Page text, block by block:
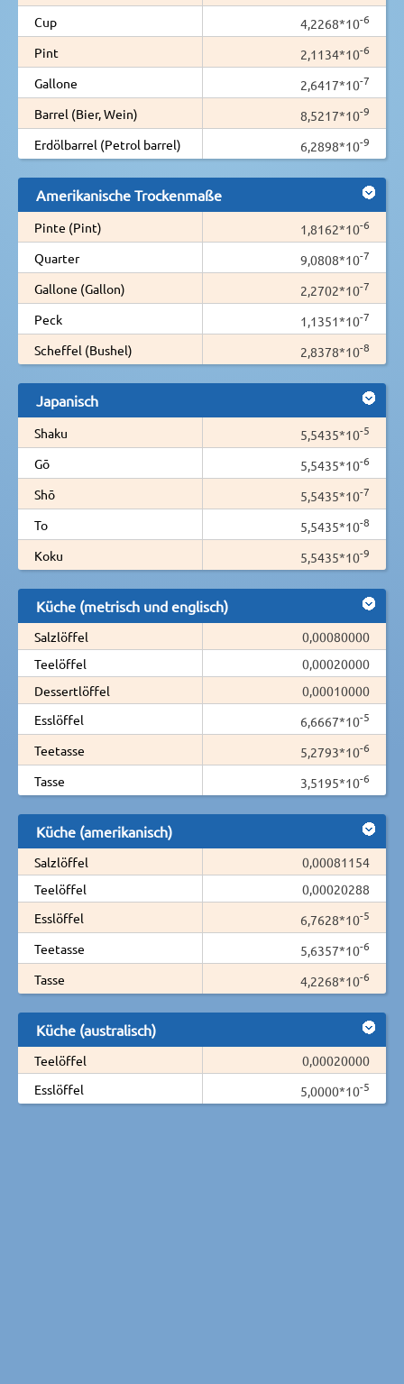
Cup
4,2268*10-6
Pint 2,1134*10-6
Gallone 2,6417*10-7
Barrel (Bier, Wein) 8,5217*10-9
Erdölbarrel (Petrol barrel) 6,2898*10-9
Amerikanische Trockenmaße
Pinte (Pint) 1,8162*10-6
Quarter 9,0808*10-7
Gallone (Gallon) 2,2702*10-7
Peck 1,1351*10-7
Scheffel (Bushel) 2,8378*10-8
Japanisch
Shaku 5,5435*10-5
Gō 5,5435*10-6
Shō 5,5435*10-7
To 5,5435*10-8
Koku 5,5435*10-9
Küche (metrisch und englisch)
Salzlöffel
0,00080000
Teelöffel
0,00020000
Dessertlöffel
0,00010000
Esslöffel
6,6667*10-5
Teetasse 5,2793*10-6
Tasse 3,5195*10-6
Küche (amerikanisch)
Salzlöffel
0,00081154
Teelöffel
0,00020288
Esslöffel
6,7628*10-5
Teetasse 5,6357*10-6
Tasse 4,2268*10-6
Küche (australisch)
Teelöffel
0,00020000
Esslöffel
5,0000*10-5